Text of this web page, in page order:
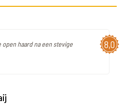
8,0
haard na een stevige